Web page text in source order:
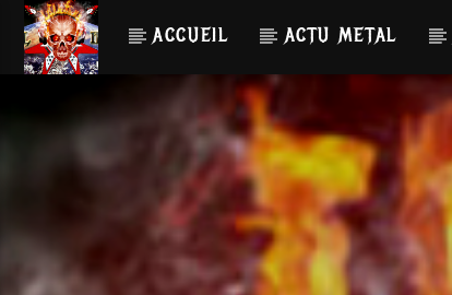
ACCUEIL ACTU METAL